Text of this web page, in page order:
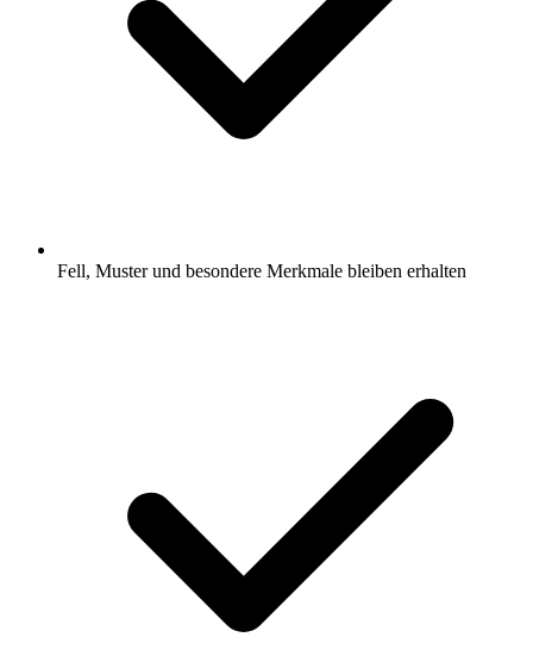
Fell, Muster und besondere Merkmale bleiben erhalten